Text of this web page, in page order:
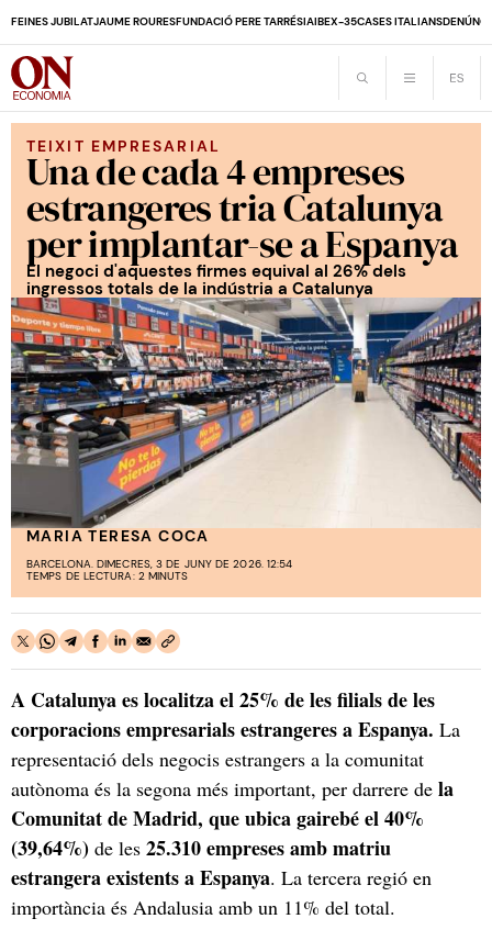
FEINES JUBILATJAUME ROURESFUNDACIÓ PERE TARRÉSIAIBEX-35CASES ITALIANS
TEIXIT EMPRESARIAL
Una de cada 4 empreses
estrangeres tria Catalunya
per implantar-se a Espanya
El negoci d'aquestes firmes equival al 26% dels
ingressos totals de la indústria a Catalunya
MARIA TERESA COCA
BARCELONA. DIMECRES, 3 DE JUNY DE 2026. 12:54
TEMPS DE LECTURA: 2 MINUTS
A Catalunya es localitza el 25% de les filials de les
corporacions empresarials estrangeres a Espanya. La
representació dels negocis estrangers a la comunitat
autònoma és la segona més important, per darrere de la
Comunitat de Madrid, que ubica gairebé el 40%
(39,64%) de les 25.310 empreses amb matriu
estrangera existents a Espanya. La tercera regió en
importància és Andalusia amb un 11% del total.